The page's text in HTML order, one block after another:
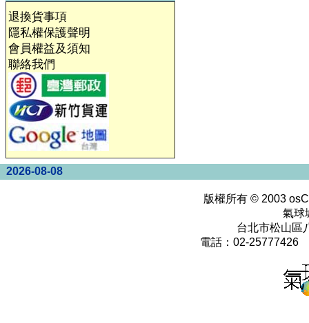
退換貨事項
隱私權保護聲明
會員權益及須知
聯絡我們
2026-08-08
版權所有 © 2003
氣球
台北市松山區
電話：02-25777426